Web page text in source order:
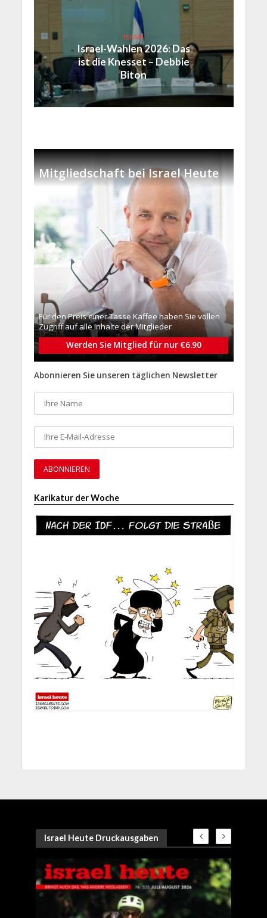
Israel
Israel-Wahlen 2026: Das
ist die Knesset – Debbie
Biton
Mitgliedschaft bei Israel Heute
Für den Preis einer Tasse Kaffee haben Sie vollen
Zugriff auf alle Inhalte der Mitglieder
Werden Sie Mitglied für nur €6.90
Abonnieren Sie unseren täglichen Newsletter
Karikatur der Woche
Israel Heute Druckausgaben